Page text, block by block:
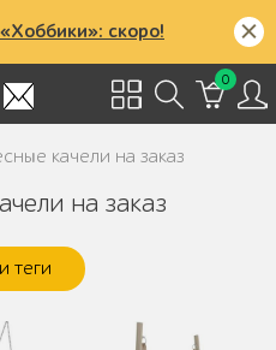
скоро!
0
качели на заказ
на заказ
теги